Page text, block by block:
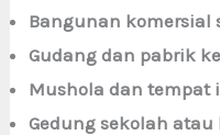
Bangunan komersial
Gudang dan pabrik
Mushola dan tempat
Gedung sekolah